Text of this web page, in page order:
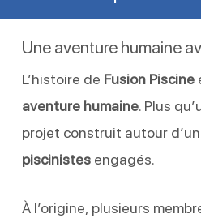
Une aventure humaine
L’histoire de Fusion Piscine
aventure humaine. Plus
projet construit autour d’un
piscinistesengagés.
À l’origine, plusieurs